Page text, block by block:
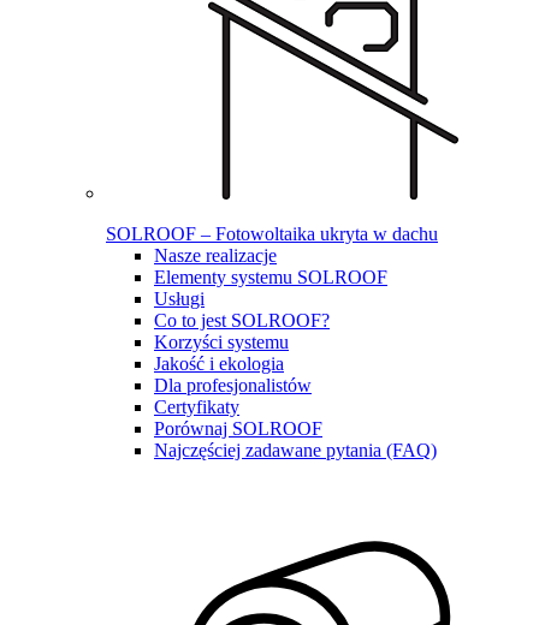
SOLROOF – Fotowoltaika ukryta w dachu
Nasze realizacje
Elementy systemu SOLROOF
Usługi
Co to jest SOLROOF?
Korzyści systemu
Jakość i ekologia
Dla profesjonalistów
Certyfikaty
Porównaj SOLROOF
Najczęściej zadawane pytania (FAQ)